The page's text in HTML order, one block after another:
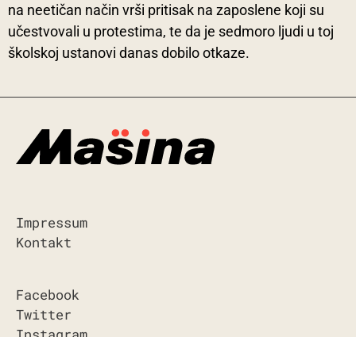
na neetičan način vrši pritisak na zaposlene koji su
učestvovali u protestima, te da je sedmoro ljudi u toj
školskoj ustanovi danas dobilo otkaze.
Impressum
Kontakt
Facebook
Twitter